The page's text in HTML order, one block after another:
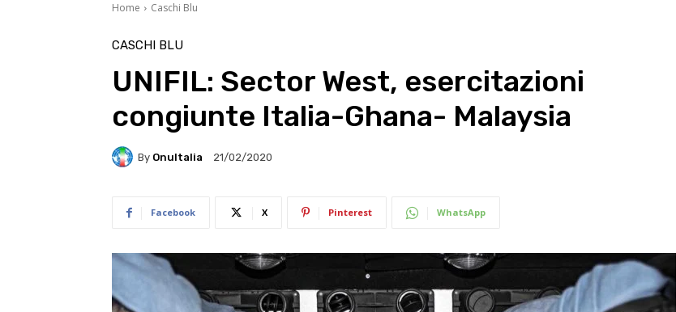
Home Caschi Blu
CASCHI BLU
UNIFIL: Sector West, esercitazioni
congiunte Italia-Ghana- Malaysia
By OnuItalia 21/02/2020
Facebook X Pinterest WhatsApp